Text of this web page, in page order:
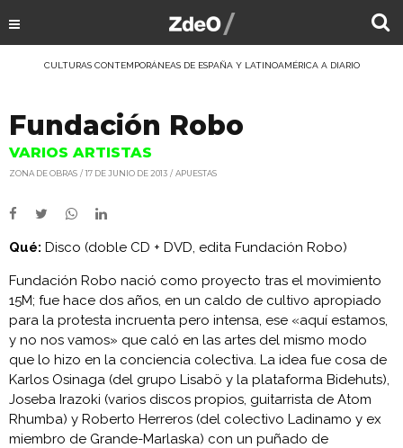
CULTURAS CONTEMPORÁNEAS DE ESPAÑA Y LATINOAMÉRICA A DIARIO
Fundación Robo
VARIOS ARTISTAS
ZONA DE OBRAS 17 DE JUNIO DE 2013 APUESTAS
Qué: Disco (doble CD + DVD, edita Fundación Robo)
Fundación Robo nació como proyecto tras el movimiento
15M; fue hace dos años, en un caldo de cultivo apropiado
para la protesta incruenta pero intensa, ese «aquí estamos,
y no nos vamos» que caló en las artes del mismo modo
que lo hizo en la conciencia colectiva. La idea fue cosa de
Karlos Osinaga (del grupo Lisabö y la plataforma Bidehuts),
Joseba Irazoki (varios discos propios, guitarrista de Atom
Rhumba) y Roberto Herreros (del colectivo Ladinamo y ex
miembro de Grande-Marlaska) con un puñado de